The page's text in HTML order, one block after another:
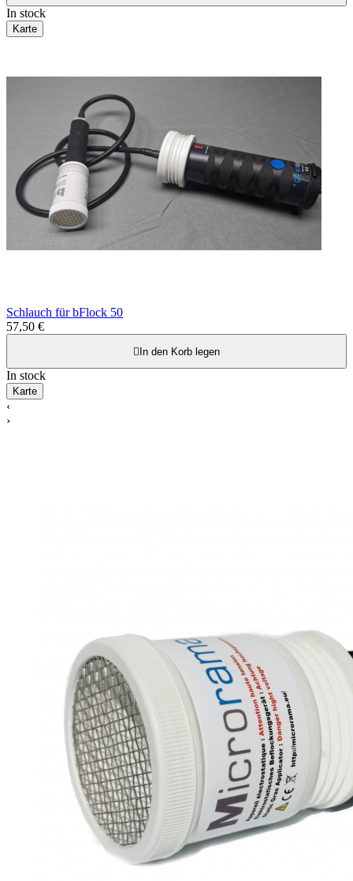
In stock
Karte
Schlauch für bFlock 50
57,50 €
 In den Korb legen
In stock
Karte
‹
›